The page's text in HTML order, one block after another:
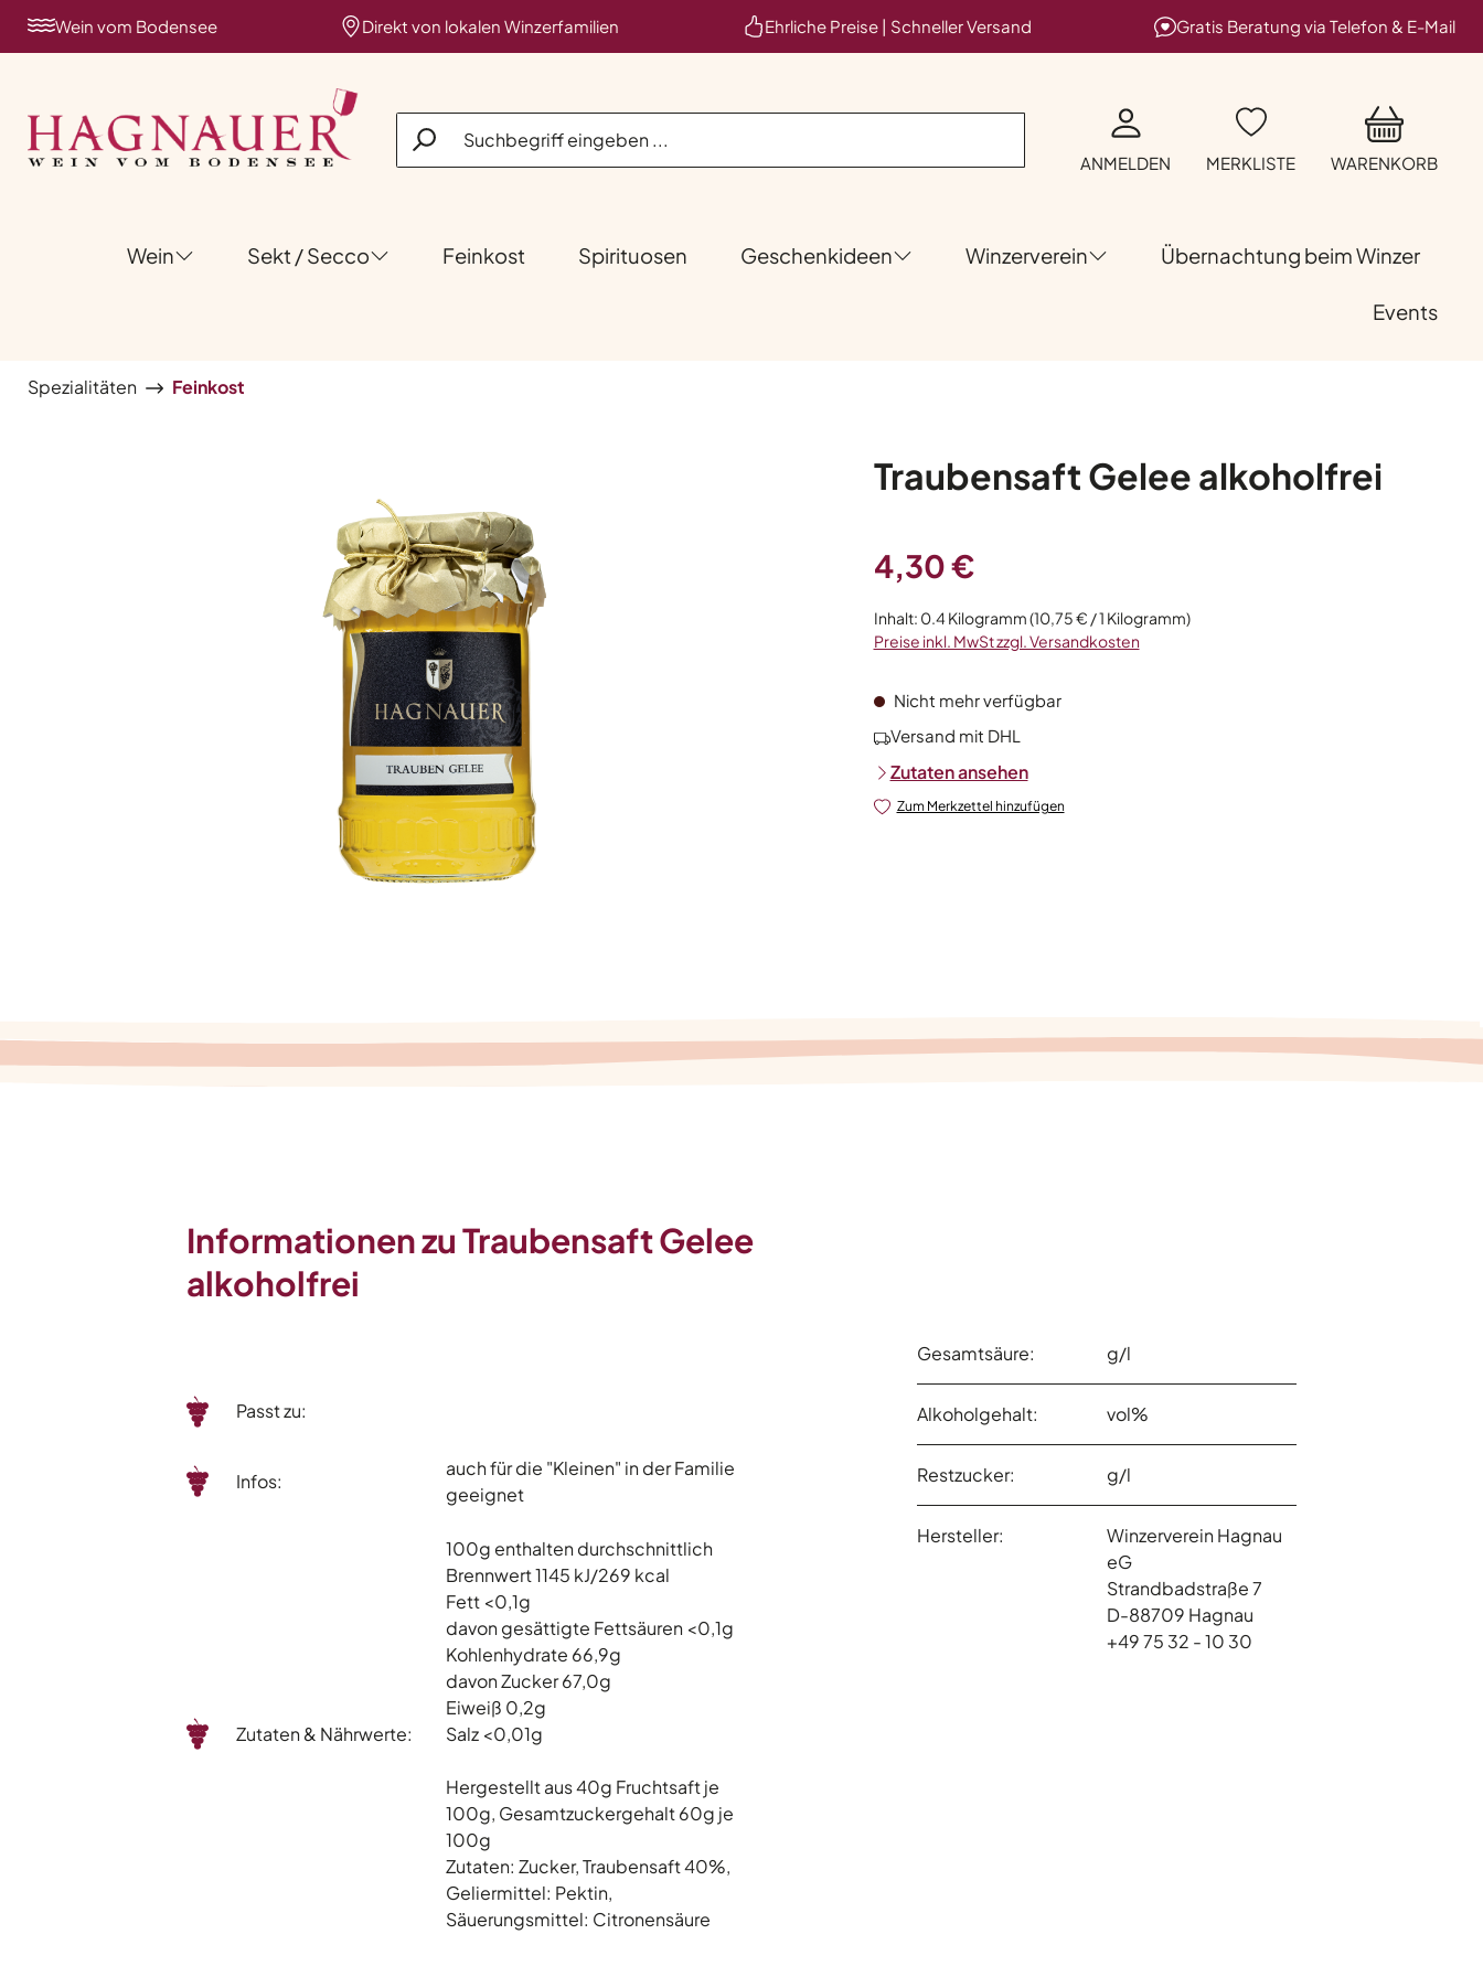
Hauptinhalt springen
Zur Suche springen
Zur Hauptnavigation springen
Wein vom Bodensee Direkt von lokalen Winzerfamilien Ehrliche Preise | Schneller Versand Gratis Beratung via Telefon & E-Mail
ANMELDEN MERKLISTE WARENKORB
Wein Sekt / Secco Feinkost Spirituosen Geschenkideen Winzerverein Übernachtung beim Winzer
Events
Spezialitäten Feinkost
Traubensaft Gelee alkoholfrei
Regulärer Preis:
4,30 €
Inhalt: 0.4 Kilogramm(10,75 € / 1 Kilogramm)
Preise inkl. MwSt zzgl. Versandkosten
Nicht mehr verfügbar
Versand mit DHL
Zutaten ansehen
Zum Merkzettel hinzufügen
Informationen zu Traubensaft Gelee
alkoholfrei
Passt zu:
Infos:
auch für die "Kleinen" in der Familie
geeignet
Zutaten & Nährwerte:
100g enthalten durchschnittlich
Brennwert 1145 kJ/269 kcal
Fett <0,1g
davon gesättigte Fettsäuren <0,1g
Kohlenhydrate 66,9g
davon Zucker 67,0g
Eiweiß 0,2g
Salz <0,01g
Hergestellt aus 40g Fruchtsaft je
100g, Gesamtzuckergehalt 60g je
100g
Zutaten: Zucker, Traubensaft 40%,
Geliermittel: Pektin,
Säuerungsmittel: Citronensäure
Gesamtsäure: g/l
Alkoholgehalt: vol%
Restzucker: g/l
Hersteller:
Winzerverein Hagnau
eG
Strandbadstraße 7
D-88709 Hagnau
+49 75 32 - 10 30